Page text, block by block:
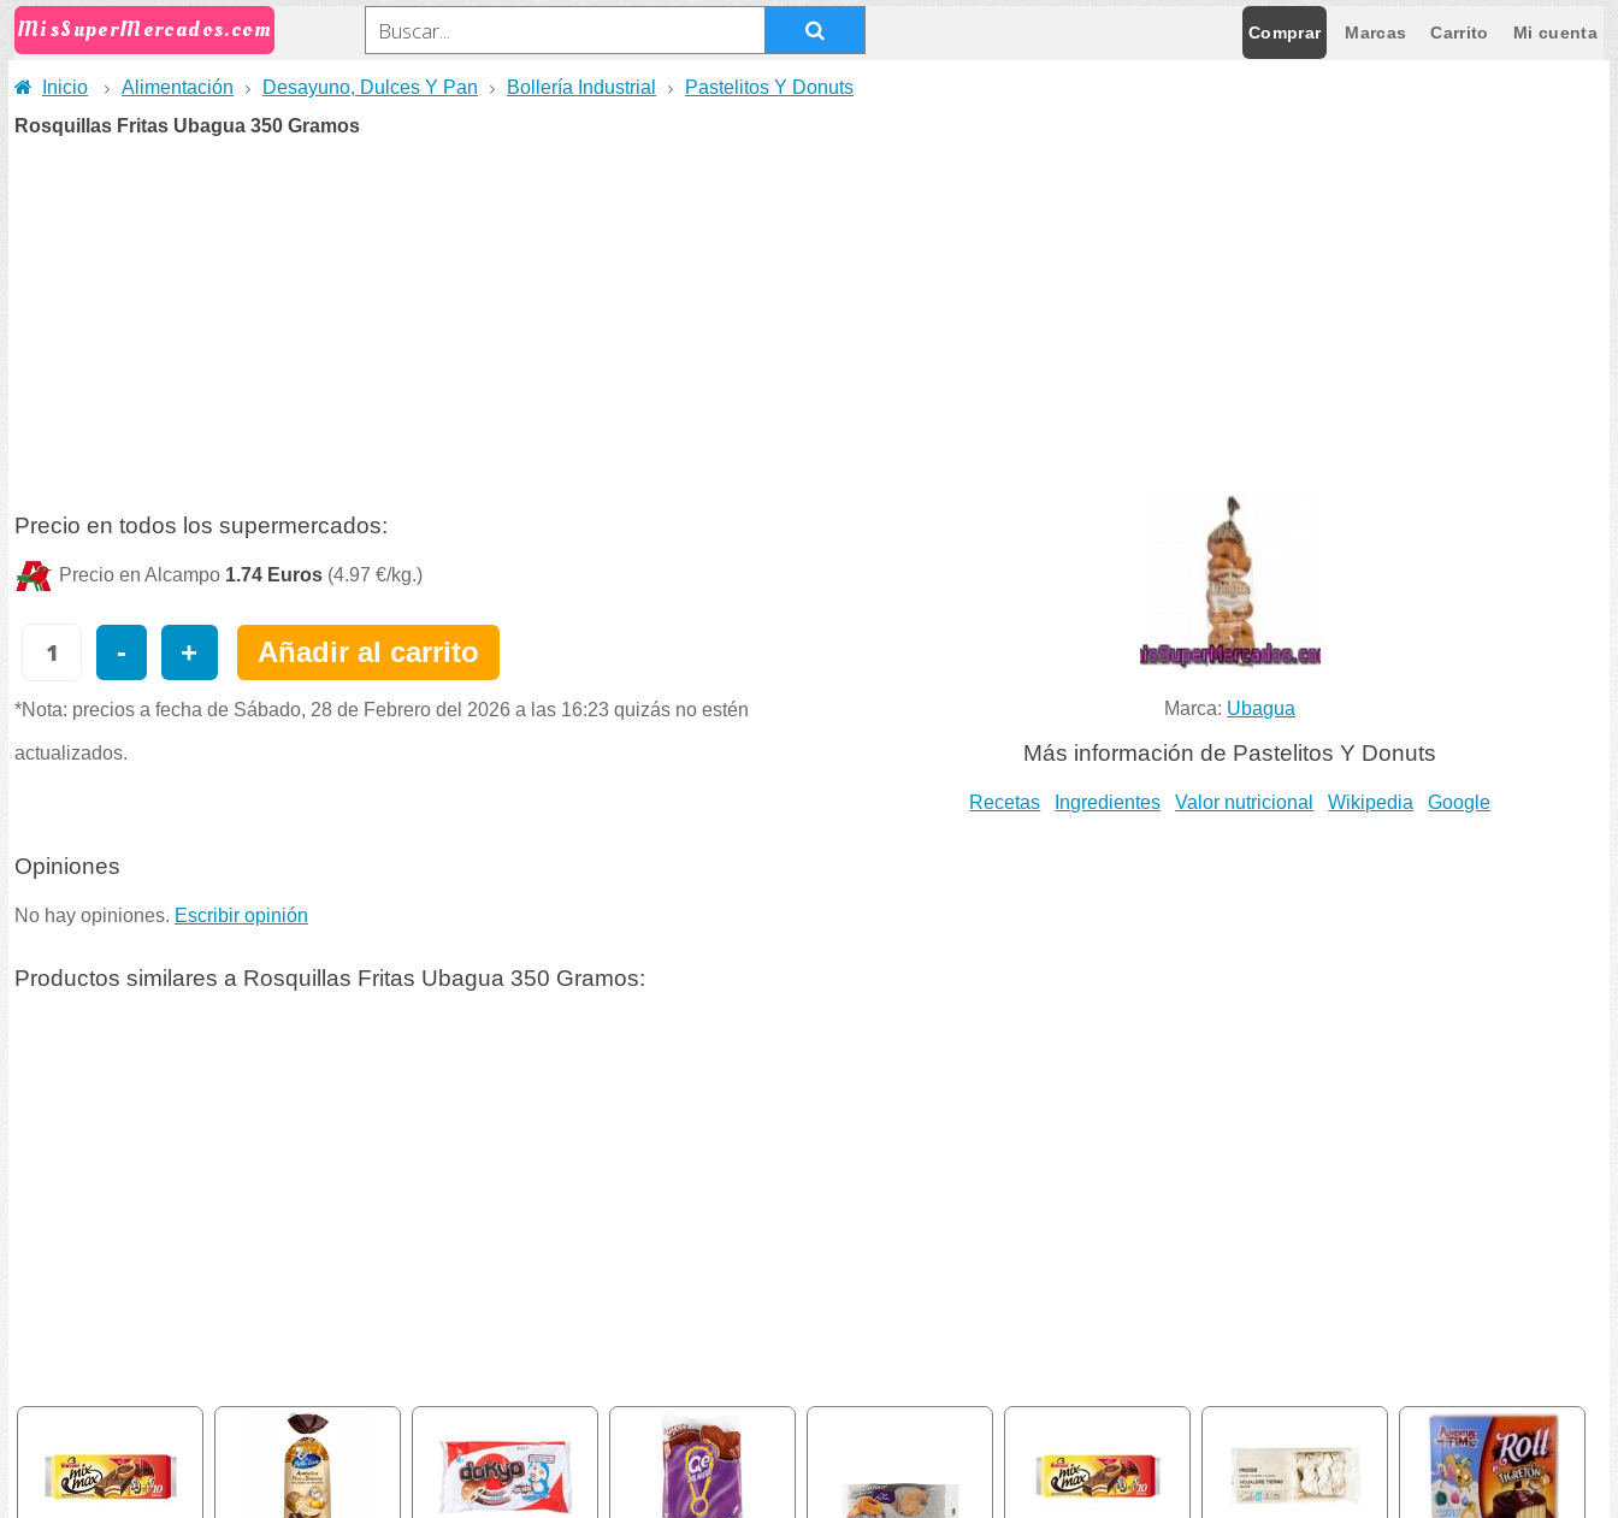
MisSuperMercados.com Comprar Marcas Carrito Mi cuenta
Inicio Alimentación Desayuno, Dulces Y Pan Bollería Industrial
Pastelitos Y Donuts
Rosquillas Fritas Ubagua 350 Gramos
Marca: Ubagua
Más información de Pastelitos Y Donuts
Recetas Ingredientes Valor nutricional Wikipedia Google
Precio en todos los supermercados:
Precio en Alcampo 1.74 Euros (4.97 €/kg.)
- + Añadir al carrito
*Nota: precios a fecha de Sábado, 28 de Febrero del 2026 a las 16:23 quizás no estén
actualizados.
Opiniones
No hay opiniones. Escribir opinión
Productos similares a Rosquillas Fritas Ubagua 350 Gramos: